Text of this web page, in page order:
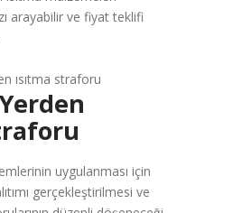
arayabilir ve fiyat teklifi
uygulanması için
gerçekleştirilmesi ve